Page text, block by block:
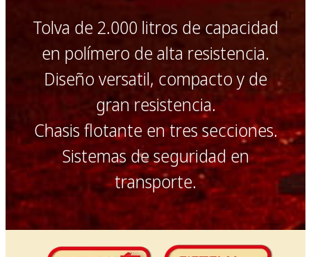
Tolva de 2.000 litros de capacidad
en polímero de alta resistencia.
Diseño versatil, compacto y de
gran resistencia.
Chasis flotante en tres secciones.
Sistemas de seguridad en
transporte.